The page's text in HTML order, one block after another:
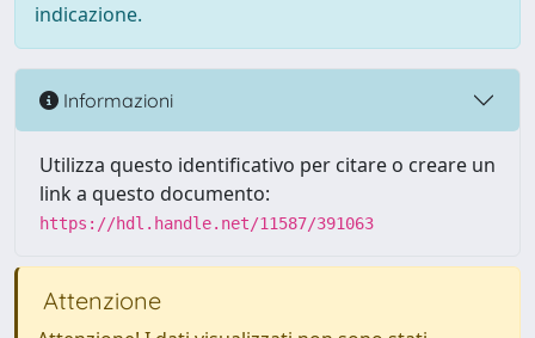
indicazione.
Informazioni
Utilizza questo identificativo per citare o creare un
link a questo documento:
https://hdl.handle.net/11587/391063
Attenzione